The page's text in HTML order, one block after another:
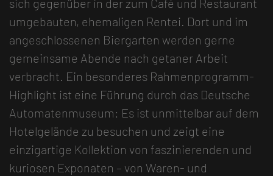
sich gegenüber in der zum Café und Restaurant
umgebauten, ehemaligen Rentei. Dort und im
angeschlossenen Biergarten werden gerne
gemeinsame Abende nach getaner Arbeit
verbracht. Ein besonderes Rahmenprogramm-
Highlight ist eine Führung durch das Deutsche
Automatenmuseum: Es ist unmittelbar auf dem
Hotelgelände zu besuchen und zeigt eine
einzigartige Kollektion von faszinierenden und
kuriosen Exponaten – von Waren- und